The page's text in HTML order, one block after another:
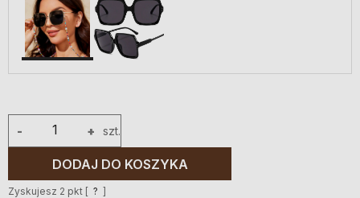
+
- szt.
DODAJ DO KOSZYKA
Zyskujesz 2 pkt [ ? ]